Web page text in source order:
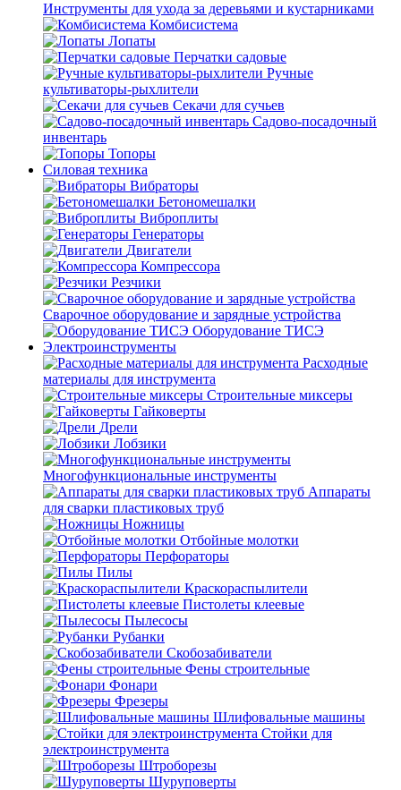
Инструменты для ухода за деревьями и кустарниками
Комбисистема
Лопаты
Перчатки садовые
Ручные
культиваторы-рыхлители
Секачи для сучьев
Садово-посадочный
инвентарь
Топоры
Силовая техника
Вибраторы
Бетономешалки
Виброплиты
Генераторы
Двигатели
Компрессора
Резчики
Сварочное оборудование и зарядные устройства
Оборудование ТИСЭ
Электроинструменты
Расходные
материалы для инструмента
Строительные миксеры
Гайковерты
Дрели
Лобзики
Многофункциональные инструменты
Аппараты
для сварки пластиковых труб
Ножницы
Отбойные молотки
Перфораторы
Пилы
Краскораспылители
Пистолеты клеевые
Пылесосы
Рубанки
Скобозабиватели
Фены строительные
Фонари
Фрезеры
Шлифовальные машины
Стойки для
электроинструмента
Штроборезы
Шуруповерты